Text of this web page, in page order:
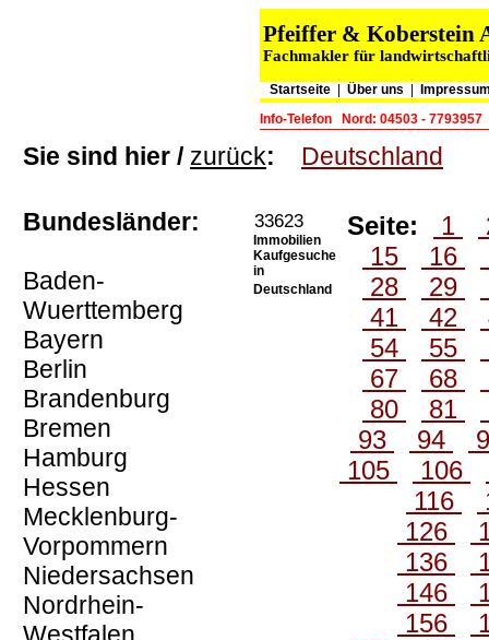
Pfeiffer & Koberstein
Fachmakler für
Startseite| Über uns
Info-Telefon
Nord: 04503 - 7793957
Sie sind hier / zurück: Deutschland
Bundesländer:
Baden-
Wuerttemberg
Bayern
Berlin
Brandenburg
Bremen
Hamburg
Hessen
Mecklenburg-
Vorpommern
Niedersachsen
Nordrhein-
33623
Immobilien
Kaufgesuche
in
Deutschland
Seite: 1
15
16
28
29
41
42
54
55
67
68
80
81
93
94
105
106
116
126
136
146
156